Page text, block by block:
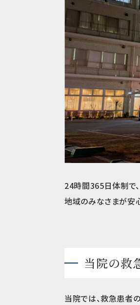
24時間365日体制で
地域のみなさまが安
当院の救
当院では、救急患者